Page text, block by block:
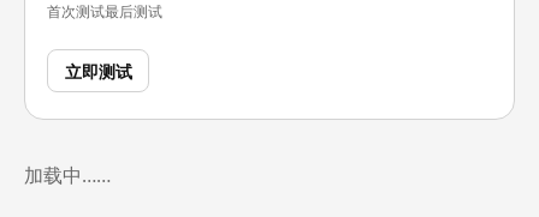
首次测试最后测试
立即测试
加载中……